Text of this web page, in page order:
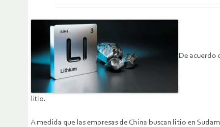
De acuerdo
litio.
A medida que las empresas de China buscan litio en